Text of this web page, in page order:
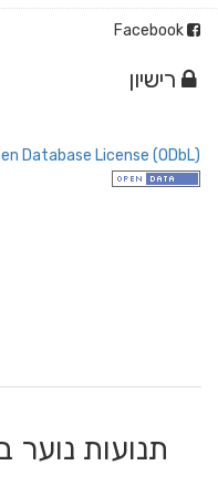
רישיון
Database License (ODbL)
תנועות נוער